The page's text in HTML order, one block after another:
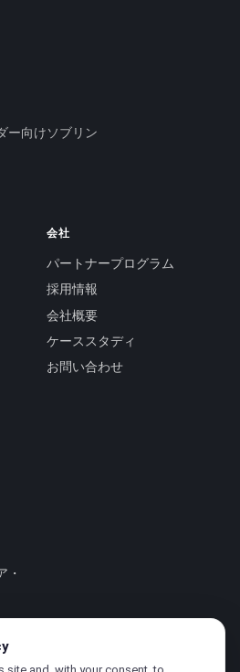
ー向けソブリン
会社
パートナープログラム
採用情報
会社概要
ケーススタディ
お問い合わせ
・